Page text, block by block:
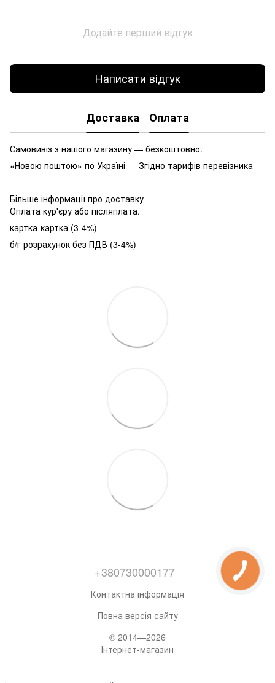
Додайте перший відгук
Написати відгук
Доставка Оплата
Самовивіз з нашого магазину — безкоштовно.
«Новою поштою» по Україні — Згідно тарифів перевізника
Більше інформації про доставку
Оплата кур'єру або післяплата.
картка-картка (3-4%)
б/г розрахунок без ПДВ (3-4%)
+380730000177
Контактна інформація
Повна версія сайту
© 2014—2026
Інтернет-магазин